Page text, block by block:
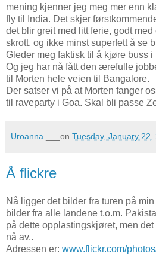
mening kjenner jeg meg mer enn
fly til India. Det skjer
det blir greit med litt ferie, godt
skrott, og ikke minst superfett å se
Gleder meg faktisk til å kjøre buss i
Og jeg har nå fått den ærefulle
til Morten hele veien til Bangalore.
Der satser vi på at Morten fanger
til raveparty i Goa. Skal bli passe
Uroanna ___on Tuesday, January 22,
Å flickre
Nå ligger det bilder fra turen på
bilder fra alle landene t.o.m.
på dette opplastingskjøret, men
nå av..
Adressen er: www.flickr.com/